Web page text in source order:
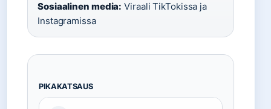
Sosiaalinen media: Viraali TikTokissa ja
Instagramissa
PIKAKATSAUS